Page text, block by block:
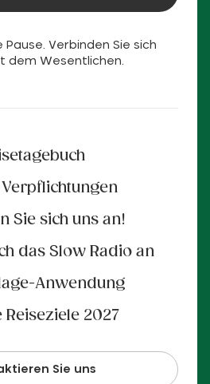
Pause. Verbinden Sie sich
dem Wesentlichen.
Verpflichtungen
Sie sich uns an!
das Slow Radio an
Anwendung
Reiseziele 2027
Sie uns